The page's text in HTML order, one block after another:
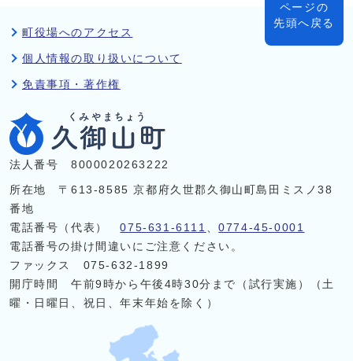
ページの
先頭へ戻る
町役場へのアクセス
個人情報の取り扱いについて
免責事項・著作権
法人番号 8000020263222
所在地 〒613-8585 京都府久世郡久御山町島田ミスノ38
番地
電話番号（代表）075-631-6111 、0774-45-0001
電話番号の掛け間違いにご注意ください。
ファックス 075-632-1899
開庁時間 午前9時から午後4時30分まで（試行実施）（土
曜・日曜日、祝日、年末年始を除く）